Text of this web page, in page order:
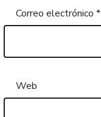
Correo electrónico *
Web